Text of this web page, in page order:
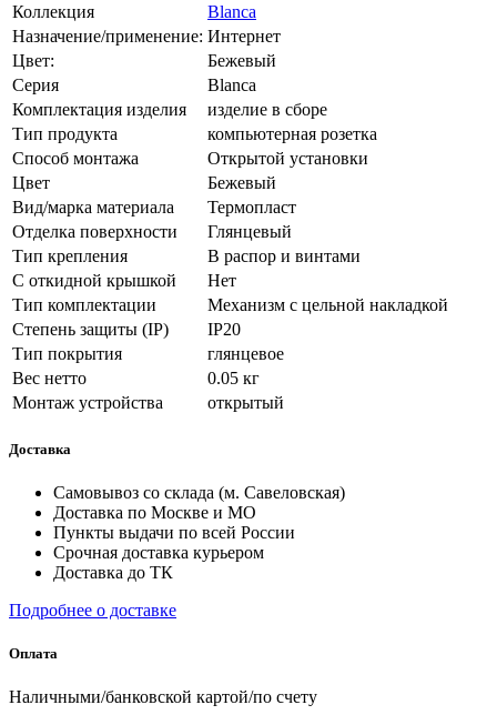
Коллекция
Blanca
Назначение/применение: Интернет
Цвет:
Бежевый
Серия
Blanca
Комплектация изделия
изделие в сборе
Тип продукта
компьютерная розетка
Способ монтажа
Открытой установки
Цвет
Бежевый
Вид/марка материала
Термопласт
Отделка поверхности
Глянцевый
Тип крепления
В распор и винтами
С откидной крышкой
Нет
Тип комплектации
Механизм с цельной накладкой
Степень защиты (IP)
IP20
Тип покрытия
глянцевое
Вес нетто
0.05 кг
Монтаж устройства
открытый
Доставка
Самовывоз со склада (м. Савеловская)
Доставка по Москве и МО
Пункты выдачи по всей России
Срочная доставка курьером
Доставка до ТК
Подробнее о доставке
Оплата
Наличными/банковской картой/по счету